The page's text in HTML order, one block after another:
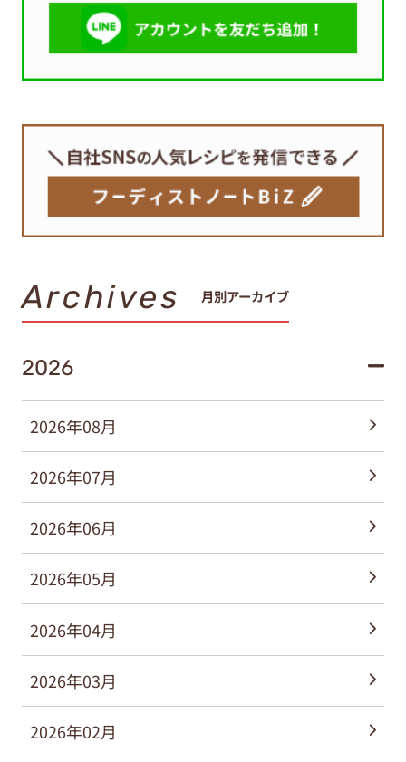
Archives 月別アーカイブ
2026
2026年08月
2026年07月
2026年06月
2026年05月
2026年04月
2026年03月
2026年02月